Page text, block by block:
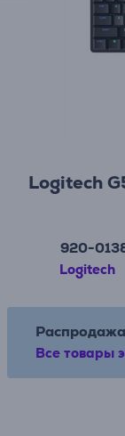
Logitech
920-
Logitech
Все товары